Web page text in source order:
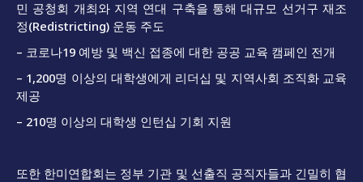
민 공청회 개최와 지역 연대 구축을 통해 대규모 선거구 재조
정(Redistricting) 운동 주도
– 코로나19 예방 및 백신 접종에 대한 공공 교육 캠페인 전개
– 1,200명 이상의 대학생에게 리더십 및 지역사회 조직화 교육
제공
– 210명 이상의 대학생 인턴십 기회 지원
또한 한미연합회는 정부 기관 및 선출직 공직자들과 긴밀히 협